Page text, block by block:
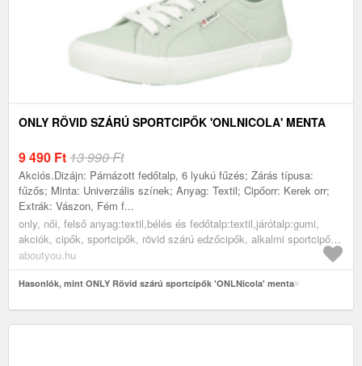
ONLY RÖVID SZÁRÚ SPORTCIPŐK 'ONLNICOLA' MENTA
9 490 Ft13 990 Ft
Akciós.Dizájn: Párnázott fedőtalp, 6 lyukú fűzés; Zárás típusa:
fűzős; Minta: Univerzális színek; Anyag: Textil; Cipőorr: Kerek orr;
Extrák: Vászon, Fém f...
only, női, felső anyag:textil,bélés és fedőtalp:textil,járótalp:gumi,
akciók, cipők, sportcipők, rövid szárú edzőcipők, alkalmi sportcipők,
menta
aboutyou.hu
Hasonlók, mint ONLY Rövid szárú sportcipők 'ONLNicola' menta